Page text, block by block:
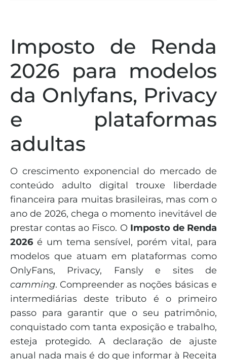
Imposto de Renda
2026 para modelos
da Onlyfans, Privacy
e plataformas
adultas
O crescimento exponencial do mercado de
conteúdo adulto digital trouxe liberdade
financeira para muitas brasileiras, mas com o
ano de 2026, chega o momento inevitável de
prestar contas ao Fisco. O Imposto de Renda
2026 é um tema sensível, porém vital, para
modelos que atuam em plataformas como
OnlyFans, Privacy, Fansly e sites de
camming. Compreender as noções básicas e
intermediárias deste tributo é o primeiro
passo para garantir que o seu patrimônio,
conquistado com tanta exposição e trabalho,
esteja protegido. A declaração de ajuste
anual nada mais é do que informar à Receita